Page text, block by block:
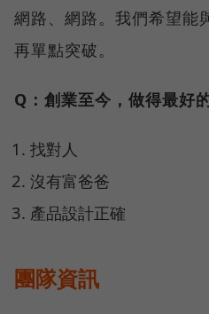
網路、網路。我們希望能
再單點突破。
Q：創業至今，做得最好
找對人
沒有富爸爸
產品設計正確
團隊資訊